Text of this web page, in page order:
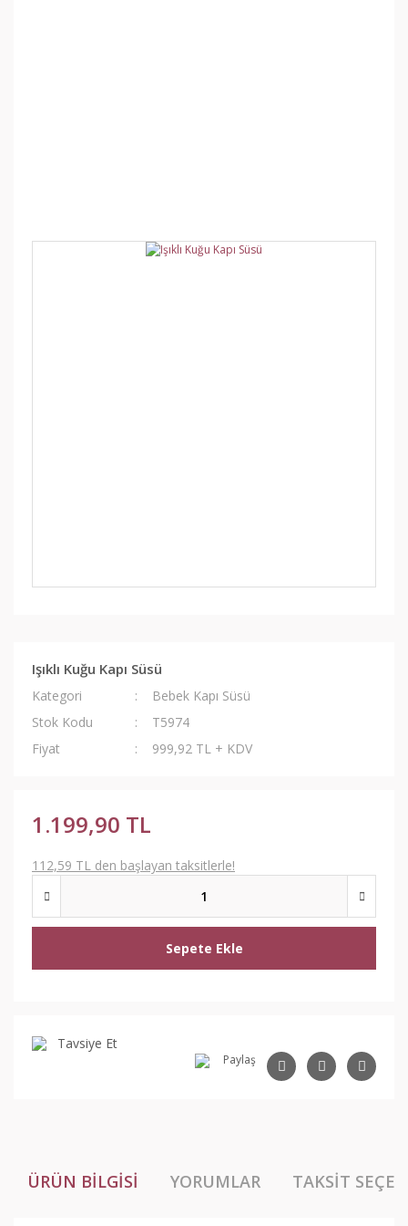
Işıklı Kuğu Kapı Süsü
Kategori
Bebek Kapı Süsü
Stok Kodu
T5974
Fiyat
999,92 TL + KDV
1.199,90 TL
112,59 TL den başlayan taksitlerle!
Sepete Ekle
Tavsiye Et
Paylaş
ÜRÜN BILGISI YORUMLAR TAKSIT